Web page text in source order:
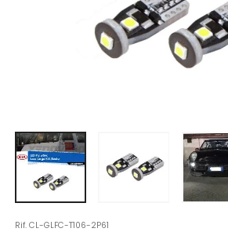
Rif.CL-GLFC-T106-2P61